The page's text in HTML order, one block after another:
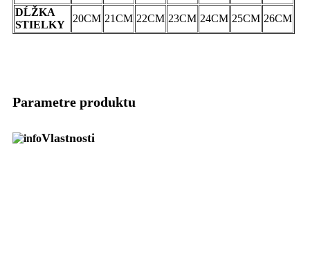
DĹŽKA
STIELKY
20CM 21CM 22CM 23CM 24CM 25CM 26CM
Parametre produktu
Vlastnosti